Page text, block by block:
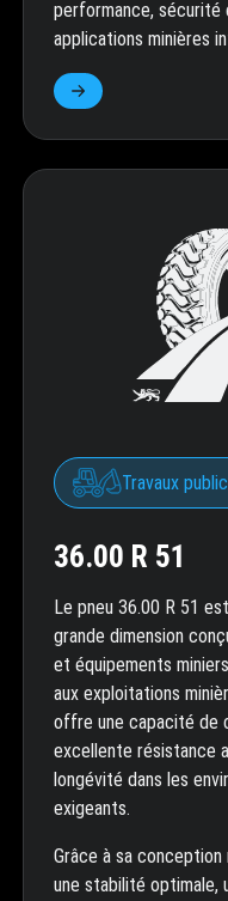
performance, sécurité
applications minières
Travaux
36.00 R 51
Le pneu 36.00 R 51
grande dimension
et équipements
aux exploitations
offre une capacité de
excellente résistance
longévité dans les
exigeants.
Grâce à sa conception
une stabilité optimale,